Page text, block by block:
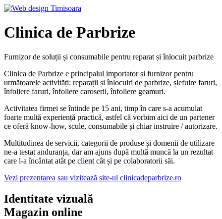
Clinica de Parbrize
Furnizor de soluții și consumabile pentru reparat și înlocuit parbrize
Clinica de Parbrize e principalul importator și furnizor pentru
următoarele activități: reparații și înlocuiri de parbrize, șlefuire faruri,
înfoliere faruri, înfoliere caroserii, înfoliere geamuri.
Activitatea firmei se întinde pe 15 ani, timp în care s-a acumulat
foarte multă experiență practică, astfel că vorbim aici de un partener
ce oferă know-how, scule, consumabile și chiar instruire / autorizare.
Multitudinea de servicii, categorii de produse și domenii de utilizare
ne-a testat anduranța, dar am ajuns după multă muncă la un rezultat
care l-a încântat atât pe client cât și pe colaboratorii săi.
Vezi prezentarea sau vizitează site-ul clinicadeparbrize.ro
Identitate vizuală
Magazin online